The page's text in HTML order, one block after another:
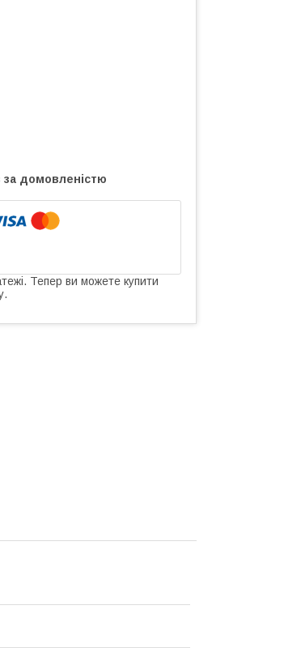
за домовленістю
Тепер ви можете купити